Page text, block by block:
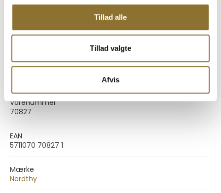
Tillad alle
Tillad valgte
Afvis
Protein
0,8g
Specifikationer
Varenummer
70827
EAN
5711070 70827 1
Mærke
Nordthy